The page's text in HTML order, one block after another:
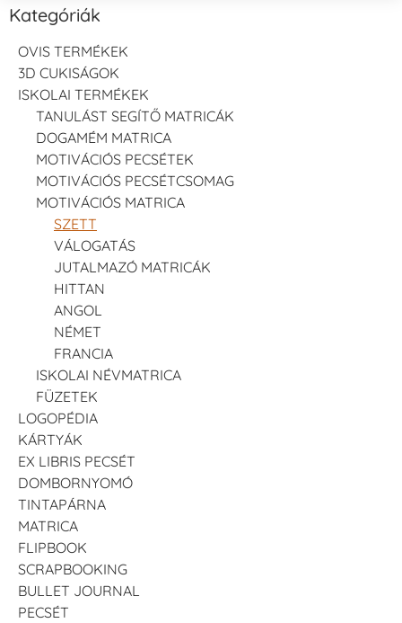
Kategóriák
OVIS TERMÉKEK
3D CUKISÁGOK
ISKOLAI TERMÉKEK
TANULÁST SEGÍTŐ MATRICÁK
DOGAMÉM MATRICA
MOTIVÁCIÓS PECSÉTEK
MOTIVÁCIÓS PECSÉTCSOMAG
MOTIVÁCIÓS MATRICA
SZETT
VÁLOGATÁS
JUTALMAZÓ MATRICÁK
HITTAN
ANGOL
NÉMET
FRANCIA
ISKOLAI NÉVMATRICA
FÜZETEK
LOGOPÉDIA
KÁRTYÁK
EX LIBRIS PECSÉT
DOMBORNYOMÓ
TINTAPÁRNA
MATRICA
FLIPBOOK
SCRAPBOOKING
BULLET JOURNAL
PECSÉT